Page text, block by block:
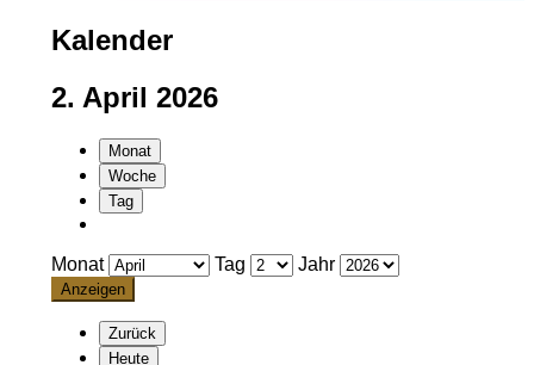
Kalender
2. April 2026
Monat
Woche
Tag
Monat Tag Jahr
Zurück
Heute